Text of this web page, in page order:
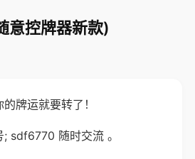
意控牌器新款)
牌运就要转了！
sdf6770 随时交流 。